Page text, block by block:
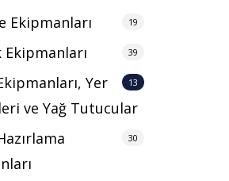
Ekipmanları 19
Ekipmanları 39
Yer
ve Yağ Tutucular
13
30